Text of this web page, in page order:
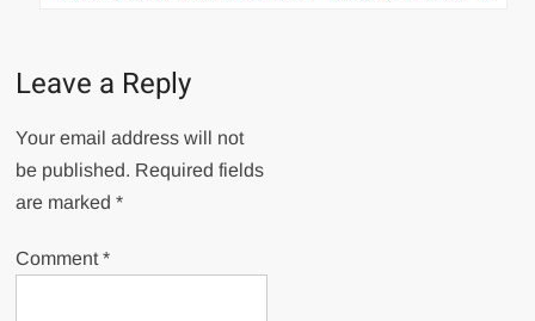
Leave a Reply
Your email address will not
be published. Required fields
are marked*
Comment*